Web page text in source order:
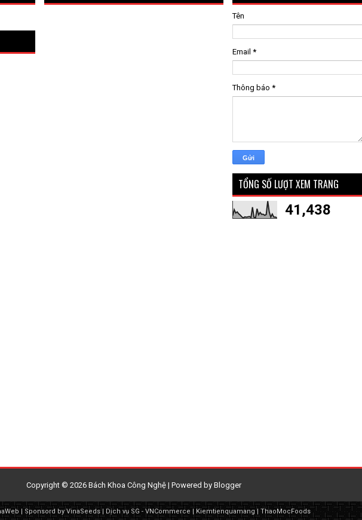
Tên
Email *
Thông báo *
TỔNG SỐ LƯỢT XEM TRANG
41,438
Copyright © 2026 Bách Khoa Công Nghệ | Powered by Blogger
| Sponsord byVinaSeeds|Dịch vụ SG-VNCommerce| Kiemtienquamang |ThaoMocFoods